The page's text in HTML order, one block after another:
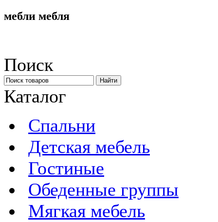
мебли мебля
Поиск
Каталог
Спальни
Детская мебель
Гостиные
Обеденные группы
Мягкая мебель